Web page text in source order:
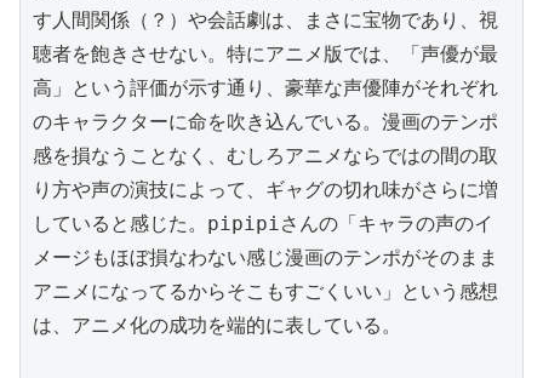
す人間関係（？）や会話劇は、まさに宝物であり、視
聴者を飽きさせない。特にアニメ版では、「声優が最
高」という評価が示す通り、豪華な声優陣がそれぞれ
のキャラクターに命を吹き込んでいる。漫画のテンポ
感を損なうことなく、むしろアニメならではの間の取
り方や声の演技によって、ギャグの切れ味がさらに増
していると感じた。pipipiさんの「キャラの声のイ
メージもほぼ損なわない感じ漫画のテンポがそのまま
アニメになってるからそこもすごくいい」という感想
は、アニメ化の成功を端的に表している。